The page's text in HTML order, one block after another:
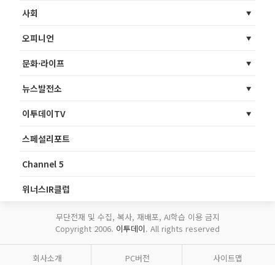
사회
오피니언
문화·라이프
뉴스발전소
이투데이TV
스페셜리포트
Channel 5
위너스IR클럽
무단전재 및 수집, 복사, 재배포, AI학습 이용 금지
Copyright 2006. 이투데이. All rights reserved
회사소개 PC버전 사이트맵